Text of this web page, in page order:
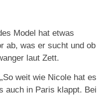
Model hat etwas
ab, was er sucht und ob
laut Zett.
weit wie Nicole hat es
auch in Paris klappt. Bei